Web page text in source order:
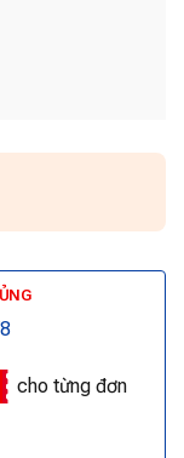
cho từng đơn